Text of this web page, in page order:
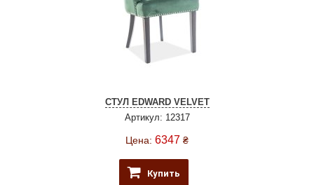
СТУЛ EDWARD VELVET
Артикул: 12317
Цена: 6347 ₴
Купить